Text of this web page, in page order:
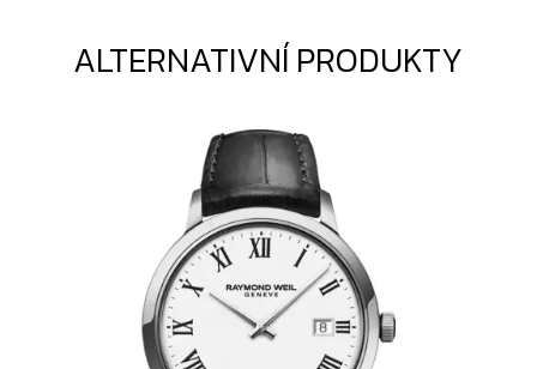
ALTERNATIVNÍ PRODUKTY